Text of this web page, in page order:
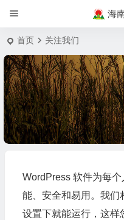
海
首页 关注我们
WordPress 软件为每
能、安全和易用。我们
设置下就能运行，这样